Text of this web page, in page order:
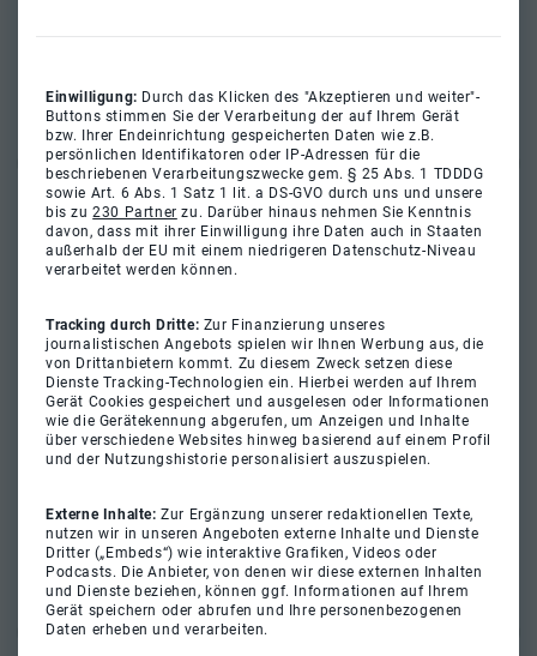
Einwilligung: Durch das Klicken des "Akzeptieren und weiter"-
Buttons stimmen Sie der Verarbeitung der auf Ihrem Gerät
bzw. Ihrer Endeinrichtung gespeicherten Daten wie z.B.
persönlichen Identifikatoren oder IP-Adressen für die
beschriebenen Verarbeitungszwecke gem. § 25 Abs. 1 TDDDG
sowie Art. 6 Abs. 1 Satz 1 lit. a DS-GVO durch uns und unsere
bis zu230 Partner zu. Darüber hinaus nehmen Sie Kenntnis
davon, dass mit ihrer Einwilligung ihre Daten auch in Staaten
außerhalb der EU mit einem niedrigeren Datenschutz-Niveau
verarbeitet werden können.
Tracking durch Dritte: Zur Finanzierung unseres
journalistischen Angebots spielen wir Ihnen Werbung aus, die
von Drittanbietern kommt. Zu diesem Zweck setzen diese
Dienste Tracking-Technologien ein. Hierbei werden auf Ihrem
Gerät Cookies gespeichert und ausgelesen oder Informationen
wie die Gerätekennung abgerufen, um Anzeigen und Inhalte
über verschiedene Websites hinweg basierend auf einem Profil
und der Nutzungshistorie personalisiert auszuspielen.
Externe Inhalte:Zur Ergänzung unserer redaktionellen Texte,
nutzen wir in unseren Angeboten externe Inhalte und Dienste
Dritter („Embeds“) wie interaktive Grafiken, Videos oder
Podcasts. Die Anbieter, von denen wir diese externen Inhalten
und Dienste beziehen, können ggf. Informationen auf Ihrem
Gerät speichern oder abrufen und Ihre personenbezogenen
Daten erheben und verarbeiten.